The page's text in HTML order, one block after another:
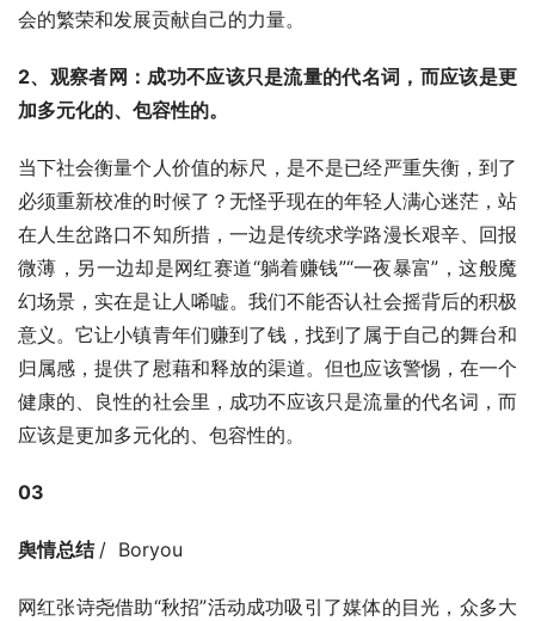
会的繁荣和发展贡献自己的力量。
2、观察者网：成功不应该只是流量的代名词，而应该是更
加多元化的、包容性的。
当下社会衡量个人价值的标尺，是不是已经严重失衡，到了
必须重新校准的时候了？无怪乎现在的年轻人满心迷茫，站
在人生岔路口不知所措，一边是传统求学路漫长艰辛、回报
微薄，另一边却是网红赛道“躺着赚钱”“一夜暴富”，这般魔
幻场景，实在是让人唏嘘。我们不能否认社会摇背后的积极
意义。它让小镇青年们赚到了钱，找到了属于自己的舞台和
归属感，提供了慰藉和释放的渠道。但也应该警惕，在一个
健康的、良性的社会里，成功不应该只是流量的代名词，而
应该是更加多元化的、包容性的。
03
舆情总结 /  Boryou
网红张诗尧借助“秋招”活动成功吸引了媒体的目光，众多大